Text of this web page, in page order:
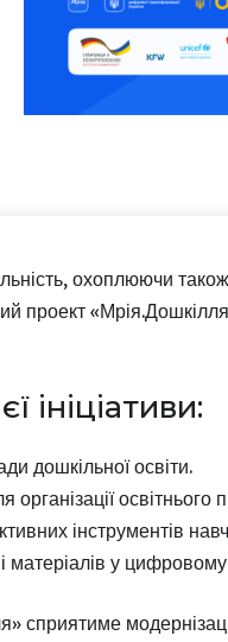
охоплюючи
проект
ініціативи:
дошкільної освіти.
освітнього
інструментів
матеріалів у
сприятиме